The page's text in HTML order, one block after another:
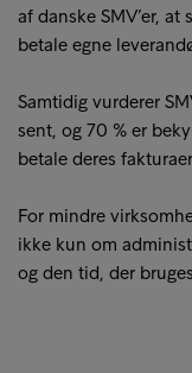
af danske SMV’er,
betale egne
Samtidig vurderer
sent, og 70 % er
betale deres
For mindre
ikke kun om
og den tid, der